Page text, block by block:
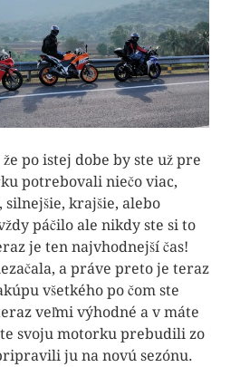
po istej dobe by ste už pre
potrebovali niečo viac,
silnejšie, krajšie, alebo
páčilo ale nikdy ste si to
je ten najvhodnejší čas!
a práve preto je teraz
všetkého po čom ste
veľmi výhodné a v máte
svoju motorku prebudili zo
ju na novú sezónu.